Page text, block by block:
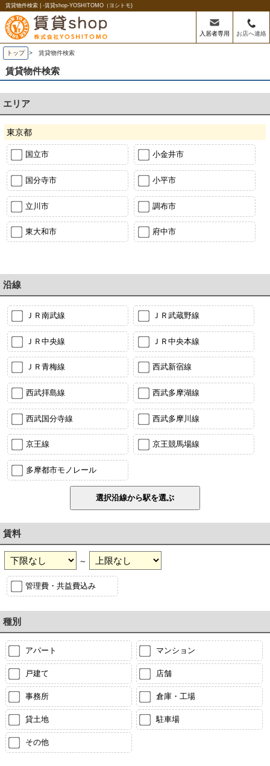
賃貸物件検索 | -賃貸shop-YOSHITOMO（ヨシトモ)
入居者専用 お店へ連絡
トップ > 賃貸物件検索
賃貸物件検索
エリア
東京都
国立市 小金井市
国分寺市 小平市
立川市 調布市
東大和市 府中市
沿線
ＪＲ南武線 ＪＲ武蔵野線
ＪＲ中央線 ＪＲ中央本線
ＪＲ青梅線 西武新宿線
西武拝島線 西武多摩湖線
西武国分寺線 西武多摩川線
京王線 京王競馬場線
多摩都市モノレール
賃料
～
管理費・共益費込み
種別
アパート マンション
戸建て 店舗
事務所 倉庫・工場
貸土地 駐車場
その他